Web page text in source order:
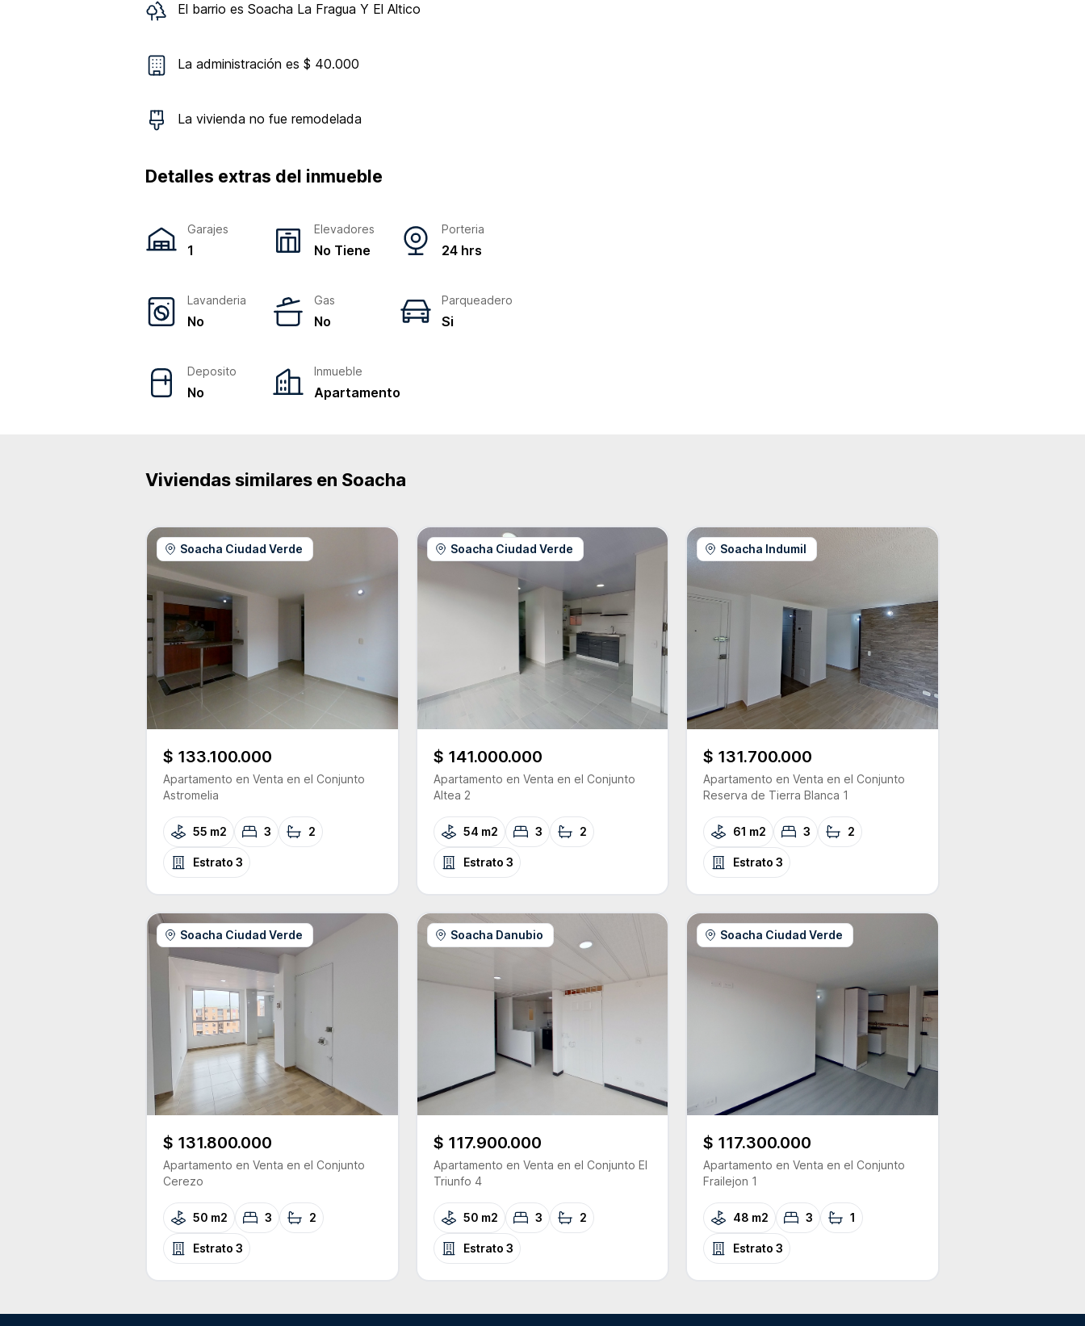
El barrio es Soacha La Fragua Y El Altico
La administración es $ 40.000
La vivienda no fue remodelada
Detalles extras del inmueble
Garajes
1
Elevadores
No Tiene
Porteria
24 hrs
Lavanderia
No
Gas
No
Parqueadero
Si
Deposito
No
Inmueble
Apartamento
Viviendas similares en Soacha
Soacha Ciudad Verde
$ 133.100.000
Apartamento en Venta en el Conjunto
Astromelia
55 m2 3 2
Estrato 3
Soacha Ciudad Verde
$ 141.000.000
Apartamento en Venta en el Conjunto
Altea 2
54 m2 3 2
Estrato 3
Soacha Indumil
$ 131.700.000
Apartamento en Venta en el Conjunto
Reserva de Tierra Blanca 1
61 m2 3 2
Estrato3
Soacha Ciudad Verde
$ 131.800.000
Apartamento en Venta en el Conjunto
Cerezo
50 m2 3 2
Estrato 3
Soacha Danubio
$ 117.900.000
Apartamento en Venta en el Conjunto El
Triunfo 4
50 m2 3 2
Estrato 3
Soacha Ciudad Verde
$ 117.300.000
Apartamento en Venta en el Conjunto
Frailejon 1
48 m2 3 1
Estrato3